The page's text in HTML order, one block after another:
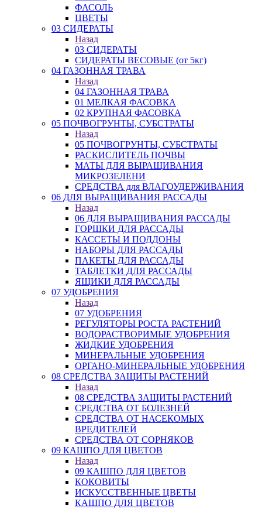
ФАСОЛЬ
ЦВЕТЫ
03 СИДЕРАТЫ
Назад
03 СИДЕРАТЫ
СИДЕРАТЫ ВЕСОВЫЕ (от 5кг)
04 ГАЗОННАЯ ТРАВА
Назад
04 ГАЗОННАЯ ТРАВА
01 МЕЛКАЯ ФАСОВКА
02 КРУПНАЯ ФАСОВКА
05 ПОЧВОГРУНТЫ, СУБСТРАТЫ
Назад
05 ПОЧВОГРУНТЫ, СУБСТРАТЫ
РАСКИСЛИТЕЛЬ ПОЧВЫ
МАТЫ ДЛЯ ВЫРАЩИВАНИЯ
МИКРОЗЕЛЕНИ
СРЕДСТВА для ВЛАГОУДЕРЖИВАНИЯ
06 ДЛЯ ВЫРАЩИВАНИЯ РАССАДЫ
Назад
06 ДЛЯ ВЫРАЩИВАНИЯ РАССАДЫ
ГОРШКИ ДЛЯ РАССАДЫ
КАССЕТЫ И ПОДДОНЫ
НАБОРЫ ДЛЯ РАССАДЫ
ПАКЕТЫ ДЛЯ РАССАДЫ
ТАБЛЕТКИ ДЛЯ РАССАДЫ
ЯЩИКИ ДЛЯ РАССАДЫ
07 УДОБРЕНИЯ
Назад
07 УДОБРЕНИЯ
РЕГУЛЯТОРЫ РОСТА РАСТЕНИЙ
ВОДОРАСТВОРИМЫЕ УДОБРЕНИЯ
ЖИДКИЕ УДОБРЕНИЯ
МИНЕРАЛЬНЫЕ УДОБРЕНИЯ
ОРГАНО-МИНЕРАЛЬНЫЕ УДОБРЕНИЯ
08 СРЕДСТВА ЗАЩИТЫ РАСТЕНИЙ
Назад
08 СРЕДСТВА ЗАЩИТЫ РАСТЕНИЙ
СРЕДСТВА ОТ БОЛЕЗНЕЙ
СРЕДСТВА ОТ НАСЕКОМЫХ
ВРЕДИТЕЛЕЙ
СРЕДСТВА ОТ СОРНЯКОВ
09 КАШПО ДЛЯ ЦВЕТОВ
Назад
09 КАШПО ДЛЯ ЦВЕТОВ
КОКОВИТЫ
ИСКУССТВЕННЫЕ ЦВЕТЫ
КАШПО ДЛЯ ЦВЕТОВ